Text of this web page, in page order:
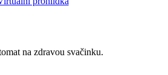
na zdravou svačinku.